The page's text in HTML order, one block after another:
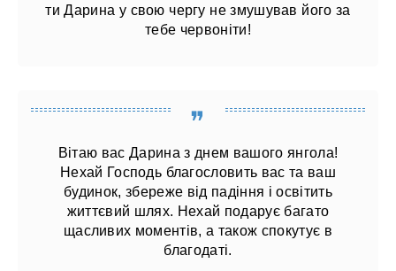
ти Дарина у свою чергу не змушував його за
тебе червоніти!
Вітаю вас Дарина з днем ​​вашого янгола!
Нехай Господь благословить вас та ваш
будинок, збереже від падіння і освітить
життєвий шлях. Нехай подарує багато
щасливих моментів, а також спокутує в
благодаті.